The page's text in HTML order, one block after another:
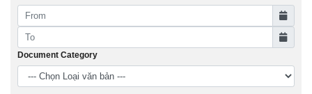
Document Category